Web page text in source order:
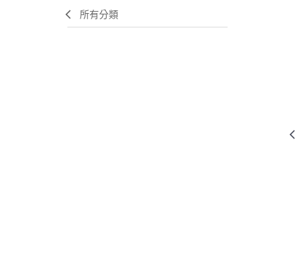
所有分類